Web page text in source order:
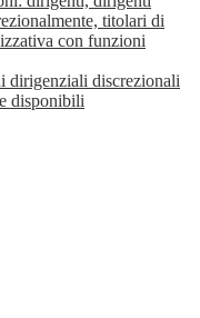
titolari di
con funzioni
dirigenziali discrezionali
disponibili